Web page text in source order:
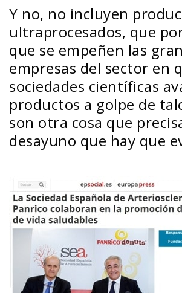
Y no, no incluyen
ultraprocesados, que
que se empeñen las
empresas del sector en
sociedades científicas
productos a golpe de
son otra cosa que
desayuno que hay que